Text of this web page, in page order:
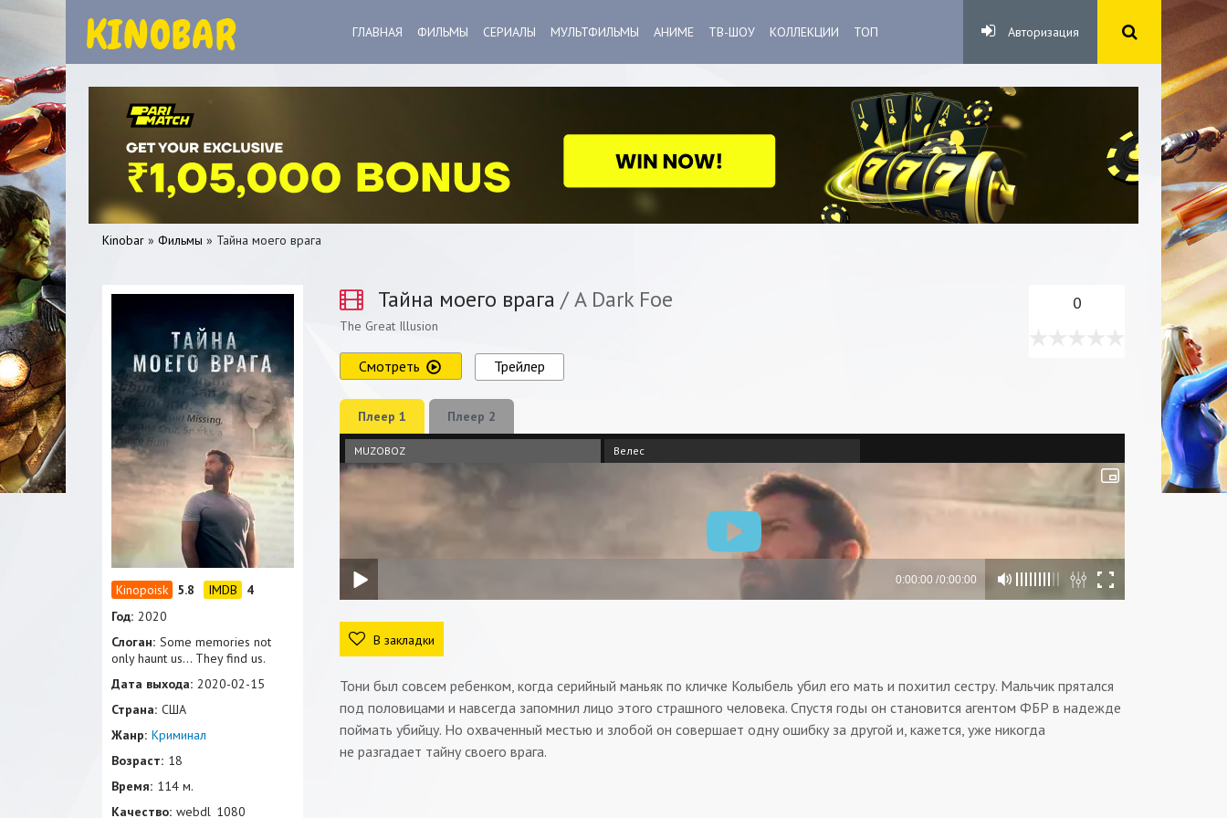
ГЛАВНАЯ ФИЛЬМЫ СЕРИАЛЫ МУЛЬТФИЛЬМЫ АНИМЕ ТВ-ШОУ КОЛЛЕКЦИИ ТОП Авторизация
Kinobar » Фильмы » Тайна моего врага
Тайна моего врага / A Dark Foe
The Great Illusion
0
01 2 3
Смотреть Трейлер
Плеер 1 Плеер 2
MUZOBOZ Велес
В закладки
Тони был совсем ребенком, когда серийный маньяк по кличке Колыбель убил его мать и похитил сестру. Мальчик прятался
под половицами и навсегда запомнил лицо этого страшного человека. Спустя годы он становится агентом ФБР в надежде
поймать убийцу. Но охваченный местью и злобой он совершает одну ошибку за другой и, кажется, уже никогда
не разгадает тайну своего врага.
5.8
4
Год: 2020
Слоган: Some memories not
only haunt us... They find us.
Дата выхода: 2020-02-15
Страна: США
Жанр: Криминал
Возраст: 18
Время: 114 м.
Качество: webdl_1080